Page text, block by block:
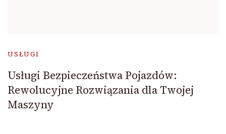
USŁUGI
Usługi Bezpieczeństwa Pojazdów:
Rewolucyjne Rozwiązania dla Twojej
Maszyny